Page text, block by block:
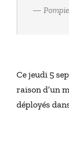
—
Ce jeudi 5
raison d’un
déployés